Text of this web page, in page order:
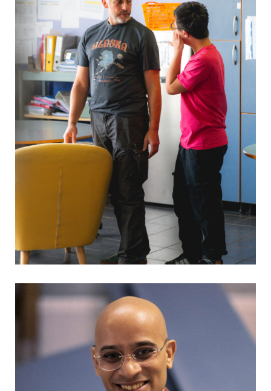
revenir sur ce qu’est le documentaire Little Big Fred… et ce
qu’il raconte. Ce film retrace le parcours de Frédéric Weis,
ancien international de basket, en allant bien au-delà de son
histoire sportive. Il raconte...
3 mars 2026 Culture & Loisirs
À l’Adapei de la Corrèze, nous avons formalisé notre vision du
management. Pourquoi ?Parce qu’accompagner des personnes
en situation de handicap suppose une organisation solide,
cohérente et alignée.Notre charte managériale n’est pas un
document théorique. C’est un...